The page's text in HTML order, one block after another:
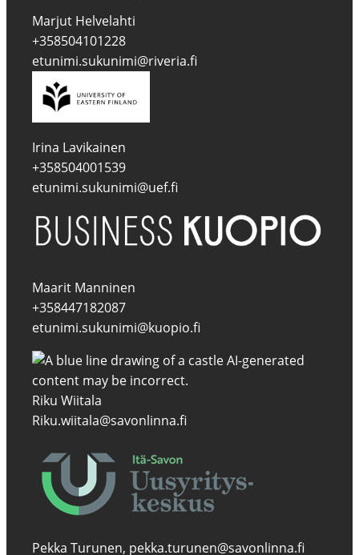
Marjut Helvelahti
+358504101228
etunimi.sukunimi@riveria.fi
Irina Lavikainen
+358504001539
etunimi.sukunimi@uef.fi
Maarit Manninen
+358447182087
etunimi.sukunimi@kuopio.fi
Riku Wiitala
Riku.wiitala@savonlinna.fi
Pekka Turunen, pekka.turunen@savonlinna.fi